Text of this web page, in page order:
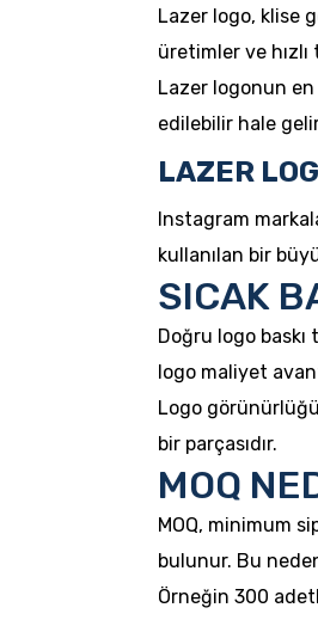
Lazer logo, klise
üretimler ve
Lazer logonun en
edilebilir hale
LAZER
Instagram
kullanılan bir
SICAK
Doğru logo
logo maliyet
Logo
bir parçasıdır.
MOQ
MOQ, minimum
bulunur. Bu
Örneğin 300